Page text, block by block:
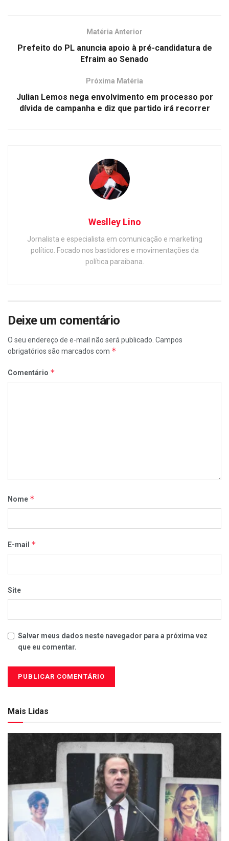
Matéria Anterior
Prefeito do PL anuncia apoio à pré-candidatura de
Efraim ao Senado
Próxima Matéria
Julian Lemos nega envolvimento em processo por
dívida de campanha e diz que partido irá recorrer
Weslley Lino
Jornalista e especialista em comunicação e marketing
político. Focado nos bastidores e movimentações da
política paraibana.
Deixe um comentário
O seu endereço de e-mail não será publicado. Campos
obrigatórios são marcados com *
Comentário *
Nome *
E-mail *
Site
Salvar meus dados neste navegador para a próxima vez
que eu comentar.
Mais Lidas